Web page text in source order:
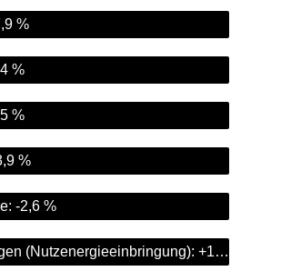
%
%
%
%
-2,6 %
Solaranlagen (Nutzenergieeinbringung): +102,8 %